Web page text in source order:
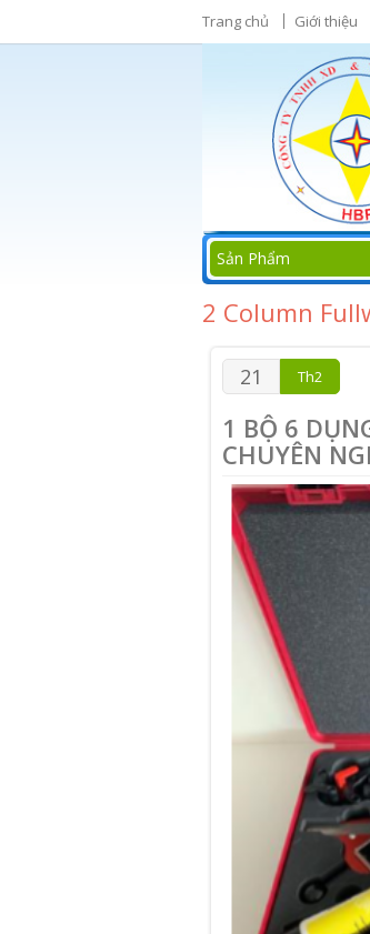
Trang chủ Giới thiệu
Sản Phẩm
2 Column
21 Th2
1 BỘ 6
CHUYÊN